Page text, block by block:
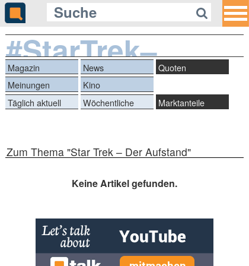
#StarTrek–
DerAufstand
Magazin News
Quoten
Meinungen
Kino
Täglich aktuell
Wöchentliche
Marktanteile
Zum Thema "Star Trek – Der Aufstand"
Keine Artikel gefunden.